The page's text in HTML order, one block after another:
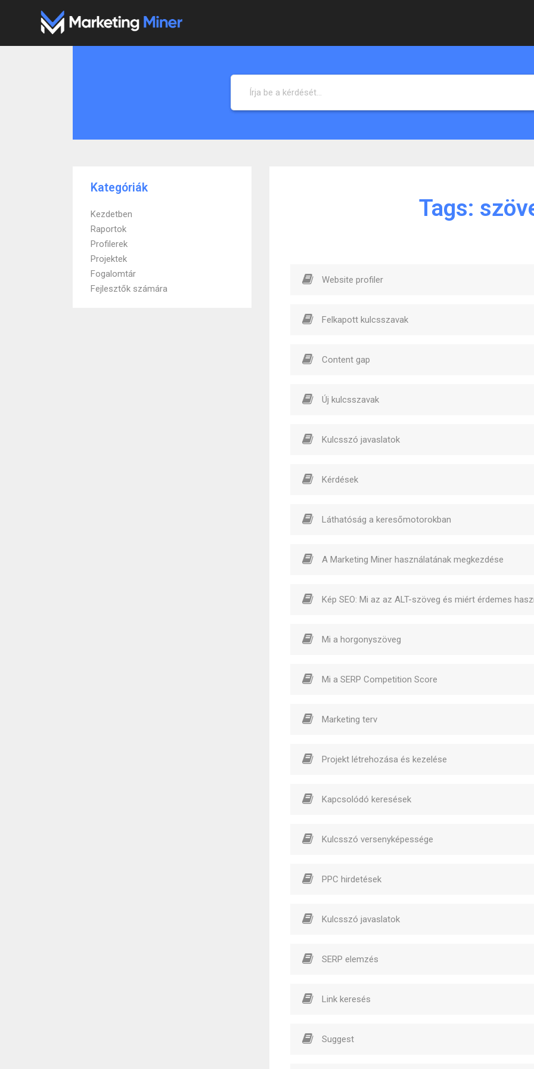
tartalomba
Kategóriák
Kezdetben
Raportok
Profilerek
Projektek
Fogalomtár
Fejlesztők számára
Tags:
Website profiler
Felkapott kulcsszavak
Content gap
Új kulcsszavak
Kulcsszó javaslatok
Kérdések
Láthatóság a keresőmotorokban
A Marketing Miner használatának megkezdése
Kép SEO: Mi az az ALT-szöveg és miért érdemes
Mi a horgonyszöveg
Mi a SERP Competition Score
Marketing terv
Projekt létrehozása és kezelése
Kapcsolódó keresések
Kulcsszó versenyképessége
PPC hirdetések
Kulcsszó javaslatok
SERP elemzés
Link keresés
Suggest